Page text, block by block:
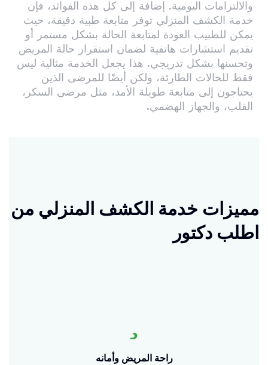
والالتزامات اليومية. إضافة إلى كل هذه الفوائد، فإن
خدمة الكشف المنزلي توفر متابعة طبية دقيقة، حيث
يمكن للطبيب العودة لمتابعة الحالة بشكل مستمر أو
تقديم استشارات هاتفية لضمان استقرار حالة المريض
وتحسنها بشكل تدريجي. هذا يجعل الخدمة مثالية ليس
فقط للحالات الطارئة، ولكن أيضًا للمرضى الذين
يحتاجون إلى متابعة طويلة الأمد، مثل مرضى السكر،
القلب، والجهاز الهضمي.
مميزات خدمة الكشف المنزلي من
اطلب دكتور
راحة المريض وأمانه